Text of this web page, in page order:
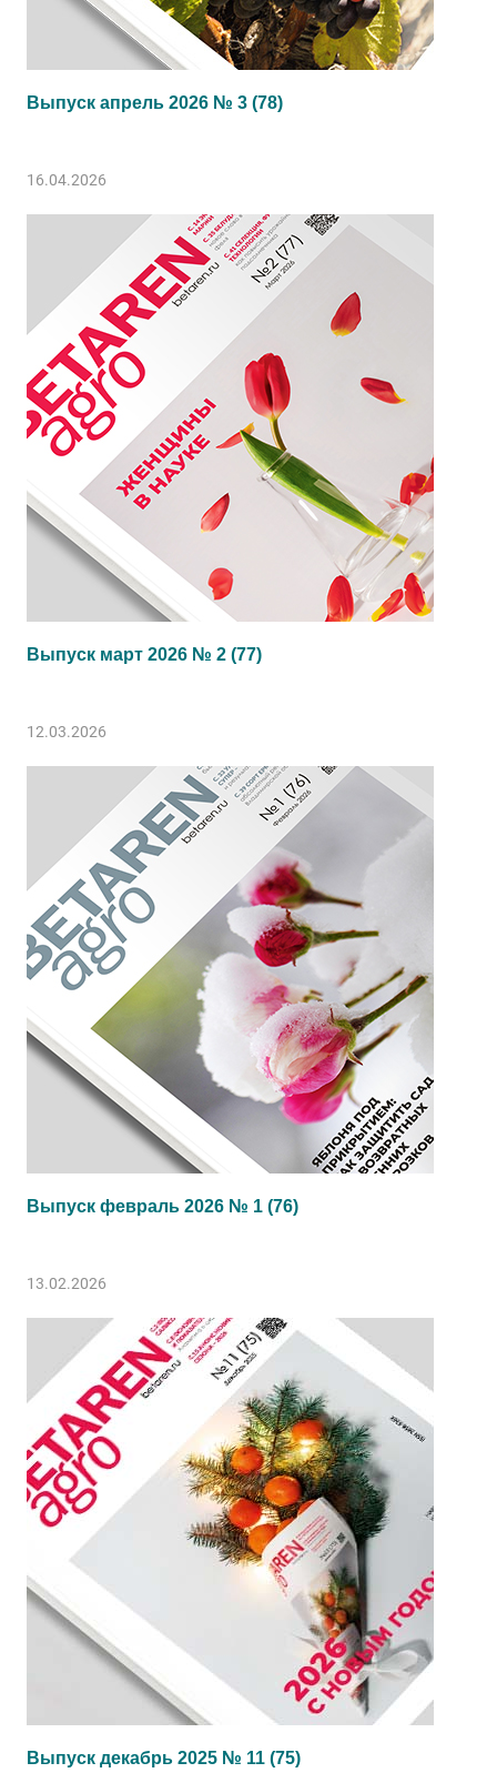
Выпуск апрель 2026 № 3 (78)
16.04.2026
Выпуск март 2026 № 2 (77)
12.03.2026
Выпуск февраль 2026 № 1 (76)
13.02.2026
Выпуск декабрь 2025 № 11 (75)